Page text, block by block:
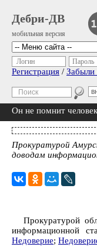
Дебри-ДВ
мобильная версия
Логин Пароль
Регистрация / Забыли
Он не помнит
Прокуратурой
доводам
Прокуратурой
информационной
Недоверие;